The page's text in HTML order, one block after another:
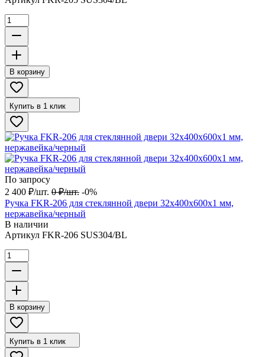
В корзину
Купить в 1 клик
По запросу
2 400 ₽/шт. 0 ₽/шт. -0%
Ручка FKR-206 для стеклянной двери 32x400х600х1 мм,
нержавейка/черный
В наличии
Артикул FKR-206 SUS304/BL
В корзину
Купить в 1 клик